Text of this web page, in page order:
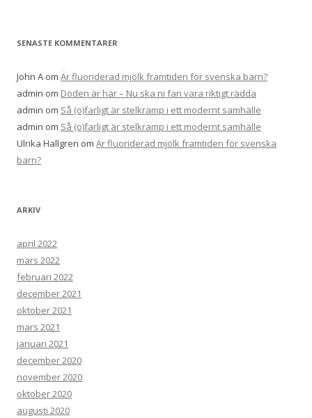
SENASTE KOMMENTARER
John A om Är fluoriderad mjölk framtiden för svenska barn?
admin om Döden är här – Nu ska ni fan vara riktigt rädda
admin om Så (o)farligt är stelkramp i ett modernt samhälle
admin om Så (o)farligt är stelkramp i ett modernt samhälle
Ulrika Hallgren om Är fluoriderad mjölk framtiden för svenska
barn?
ARKIV
april 2022
mars 2022
februari 2022
december 2021
oktober 2021
mars 2021
januari 2021
december 2020
november 2020
oktober 2020
augusti 2020